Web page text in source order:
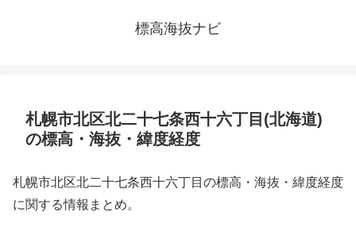
標高海抜ナビ
札幌市北区北二十七条西十六丁目(北海道)
の標高・海抜・緯度経度
札幌市北区北二十七条西十六丁目の標高・海抜・緯度経度
に関する情報まとめ。